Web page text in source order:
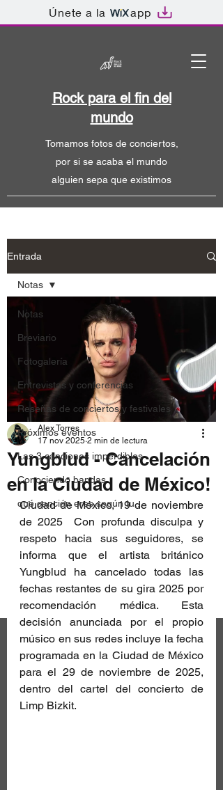
Únete a la app
Tomamos fotos de conciertos,
por si se acaba el mundo
alguien sepa que existimos
Rock para el fin del
mundo
Entrada
Notas
Breviario
Fotogalería
Entrevistas y conferencias
Reseñas de conciertos y festivales
Próximos eventos
Las 3 canciones imperdibles
Conociendo bandas
qué canción eres según tu...
Notas
Yungblud - Cancelación
en la Ciudad de México!
Alex Torres
17 nov 2025 2 min de lectura
Ciudad de México, 19 de noviembre
de 2025  Con profunda disculpa y
respeto hacia sus seguidores, se
informa que el artista británico
Yungblud ha cancelado todas las
fechas restantes de su gira 2025 por
recomendación médica. Esta
decisión anunciada por el propio
músico en sus redes incluye la fecha
programada en la Ciudad de México
para el 29 de noviembre de 2025,
dentro del cartel del concierto de
Limp Bizkit.